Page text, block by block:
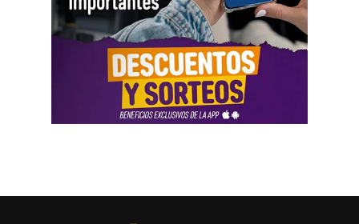
Se trata de una campaña abierta y pública de difamación
llevada adelante por funcionarios del gobierno, utilizando
la aplicación Mi Argentina o las carteleras de las
estaciones terminales. Usaron todos los recursos del
Estado. Me imputaron delitos penales, me hicieron saber
que perseguían a mi familia, a mi mujer y a mis hijas, y
tuve que presentar un habeas corpus preventivo».
sindicales como las que hicieron a los compañeros de La